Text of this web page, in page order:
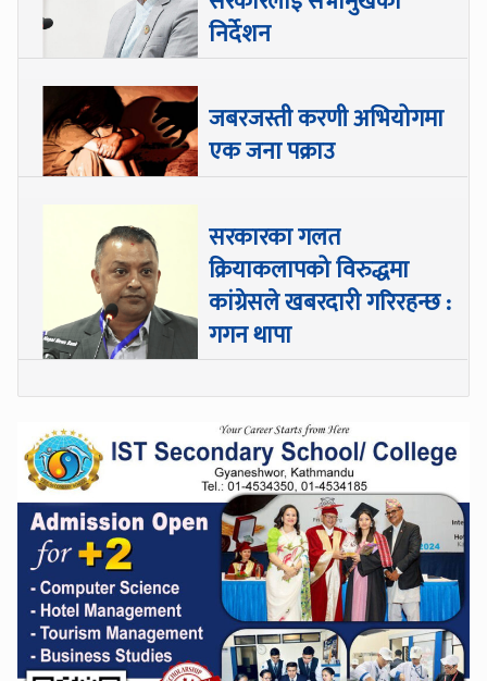
निर्देशन
जबरजस्ती करणी अभियोगमा
एक जना पक्राउ
सरकारका गलत
क्रियाकलापको विरुद्धमा
कांग्रेसले खबरदारी गरिरहन्छ :
गगन थापा